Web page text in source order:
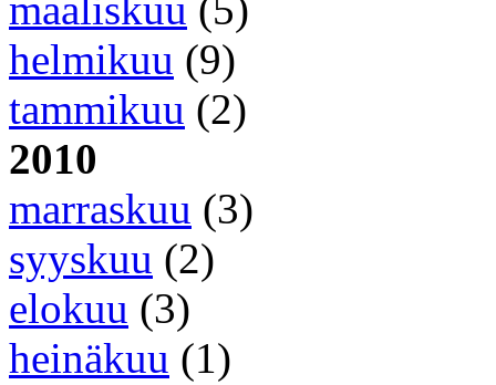
helmikuu (9)
tammikuu (2)
2010
marraskuu (3)
syyskuu (2)
elokuu (3)
heinäkuu (1)